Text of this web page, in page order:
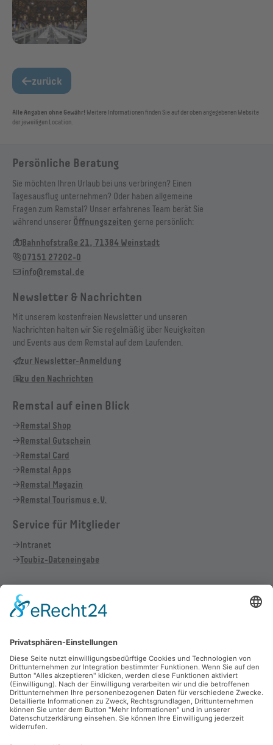
zurück
Alle Angaben ohne Gewähr! Weitere Informationen finden Sie auf der oben angegebenen Website
der jeweiligen Location.
Persönliche Beratung
Sie möchten Ihren Urlaub bei uns verbringen? Einen
Tagesausflug unternehmen? Oder haben allgemeine
Fragen zum Remstal? Unser erfahrenes Team berät Sie
während unserer Öffnungszeiten gerne persönlich:
Bahnhofstraße 21, 71384 Weinstadt
07151 27202-0
info@remstal.de
Newsletter & Nachrichten
Mit unserem kostenfreien Newsletter und unseren
Nachrichten halten wir Sie regelmäßig über Neuigkeiten
und Events aus dem Remstal auf dem Laufenden.
zur Newsletter-Anmeldung
zu den Nachrichten
Remstal auf einen Blick
Remstal Shop
Remstal Gutschein
Remstal Card
Remstal Apps
Remstal Magazin
Remstal Tourismus e.V.
Service für Mitglieder
Intranet
Toubiz-Dateneingabe
Vertrag widerrufen
Cookie-Einstellungen Allgemeine Geschäftsbedingungen
Haftungsausschluss Datenschutz Impressum